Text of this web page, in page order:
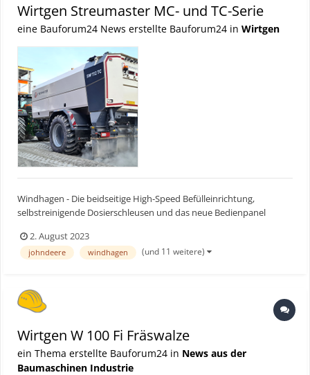
Wirtgen Streumaster MC- und TC-Serie
eine Bauforum24 News erstellte Bauforum24 in Wirtgen
Windhagen - Die beidseitige High-Speed Befülleinrichtung,
selbstreinigende Dosierschleusen und das neue Bedienpanel
Präzision, der als Anhänger oder für den Aufbau auf ein
Trägerfahrzeug konzipierten Bindemittelstreuer. Bauforum24
2. August 2023
johndeere windhagen (und 11 weitere)
Wirtgen W 100 Fi Fräswalze
ein Thema erstellte Bauforum24 in News aus der
Baumaschinen Industrie